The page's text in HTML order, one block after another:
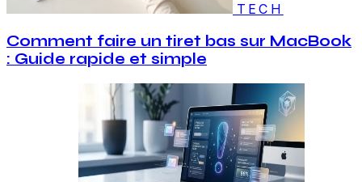
TECH
Comment faire un tiret bas sur MacBook
: Guide rapide et simple